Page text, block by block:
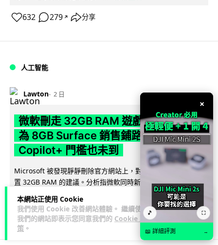
本網站正使用 Cookie
我們使用 Cookie 改善網站體驗。 繼續使用
我們的網站即表示您同意我們的 Cookie 政
策 。
632 279 ↗ 分享
人工智能
Lawton 2 日
微軟刪走 32GB RAM 遊戲建議 分析:
為 8GB Surface 銷售鋪路 連自家
Copilot+ 門檻也未到
Microsoft 被發現靜靜刪除官方網站上，對遊戲玩家要為電腦配
置 32GB RAM 的建議。分析指微軟同時新推出的 8GB RAM 入
門...
閱讀全文
169 16 ↗ 分享
×
🎵 ⛶
📖 詳細評測 →